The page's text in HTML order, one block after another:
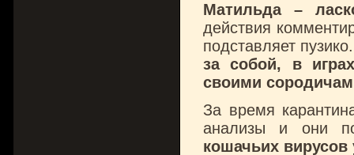
Матильда –
действия
подставляет
за собой, в
своими
За время
анализы и они
кошачьих вирусов